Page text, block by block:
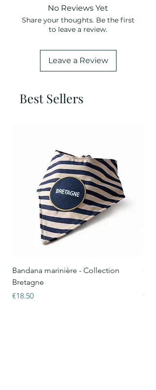
1,50cm 19-28cm
1,50cm 25-40cm
2cm 33-55cm
2,5cm 40-65cm
No Reviews Yet
Share your thoughts. Be the first
to leave a review.
Leave a Review
Best Sellers
Bandana marinière - Collection
Bretagne
Price
€18.50
Price